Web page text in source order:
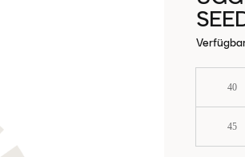
40
45